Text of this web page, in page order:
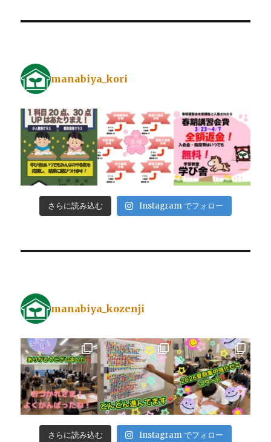
manabiya_kori
さらに読み込む Instagram でフォロー
manabiya_kozenji
さらに読み込む Instagram でフォロー